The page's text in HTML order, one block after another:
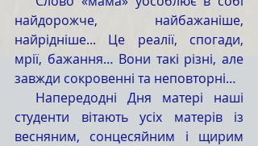
найдорожче, найбажаніше,
найрідніше... Це реалії, спогади,
мрії, бажання… Вони такі різні, але
завжди сокровенні та неповторні…
студенти вітають усіх матерів із
весняним, сонцесяйним і щирим